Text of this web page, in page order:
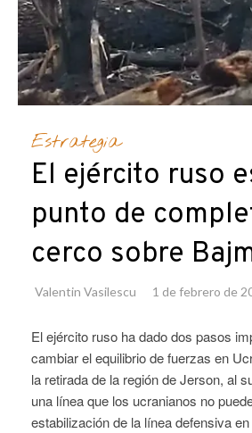
Estrategia
El ejército ruso
punto de
cerco sobre
Valentin Vasilescu 1 de febrero de
El ejército ruso ha dado dos pasos
cambiar el equilibrio de fuerzas en
la retirada de la región de Jerson, al
una línea que los ucranianos no
estabilización de la línea defensiva